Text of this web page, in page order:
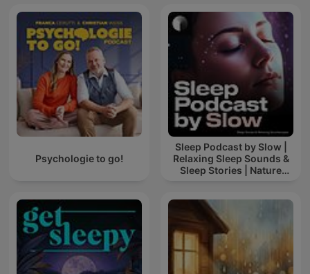
Psychologie to go!
Sleep Podcast by Slow |
Relaxing Sleep Sounds &
Sleep Stories | Nature